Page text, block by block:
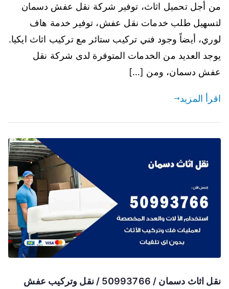
من أجل تحميل اثاث، توفير شركة نقل عفش دسمان
لتسهيل طلب خدمات نقل عفش، توفير خدمة هاف
لوري، أيضاً وجود فني تركيب ستائر مع تركيب اثاث ايكيا.
يوجد العديد من الخدمات المتوفرة لدى شركة نقل
عفش دسمان، ومن […]
اقرأ المزيد
نقل اثاث دسمان / 50993766 / نقل وتركيب عفش